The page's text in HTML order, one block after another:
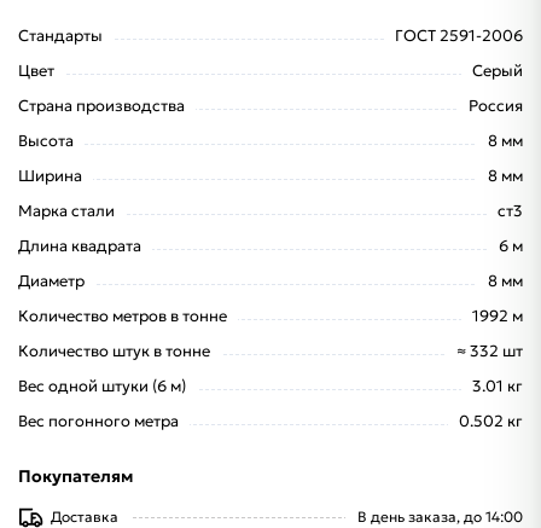
Стандарты
ГОСТ 2591-2006
Цвет
Серый
Страна производства
Россия
Высота
8 мм
Ширина
8 мм
Марка стали
ст3
Длина квадрата
6 м
Диаметр
8 мм
Количество метров в тонне
1992 м
Количество штук в тонне
≈ 332 шт
Вес одной штуки (6 м)
3.01 кг
Вес погонного метра
0.502 кг
Покупателям
Доставка В день заказа, до 14:00